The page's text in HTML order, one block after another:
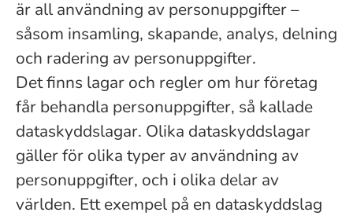
är all användning av personuppgifter –
såsom insamling, skapande, analys, delning
och radering av personuppgifter.
Det finns lagar och regler om hur företag
får behandla personuppgifter, så kallade
dataskyddslagar. Olika dataskyddslagar
gäller för olika typer av användning av
personuppgifter, och i olika delar av
världen. Ett exempel på en dataskyddslag